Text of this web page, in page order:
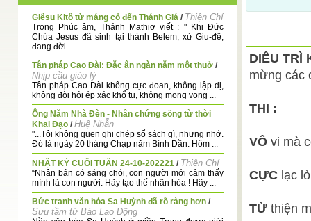
Giêsu Kitô từ máng cỏ đến Thánh Giá / Thiện Chí
Trong Phúc âm, Thánh Mathiơ viết : " Khi Đức
Chúa Jesus đã sinh tại thành Belem, xứ Giu-đê,
đang đời ...
Tân pháp Cao Đài: Đặc ân ngàn năm một thuở /
Nhịp cầu giáo lý
Tân pháp Cao Đài không cực đoan, không lập dị,
không đòi hỏi ép xác khổ tu, không mong vọng ...
Ông Năm Nhà Đèn - Nhân chứng sống từ thời
Khai Đạo /Huệ Nhẫn
"...Tôi không quen ghi chép sổ sách gì, nhưng nhớ.
Đó là ngày 20 tháng Chạp năm Bính Dần. Hôm ...
NHẬT KÝ CUỐI TUẦN 24-10-202221 / Thiện Chí
“Nhân bản có sáng chói, con người mới cảm thấy
mình là con người. Hãy tạo thế nhân hòa ! Hãy ...
Bức tranh văn hóa Sa Huỳnh đã rõ ràng hơn /
Sưu tầm từ Báo Lao Động
DIÊU TRÌ
mừng các
THI :
VÔ vi mà
CỰC lạc
TỪ thiện